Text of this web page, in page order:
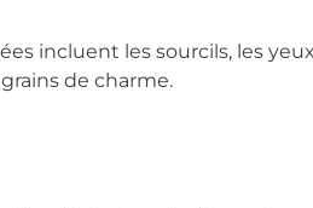
incluent les sourcils, les
de charme.